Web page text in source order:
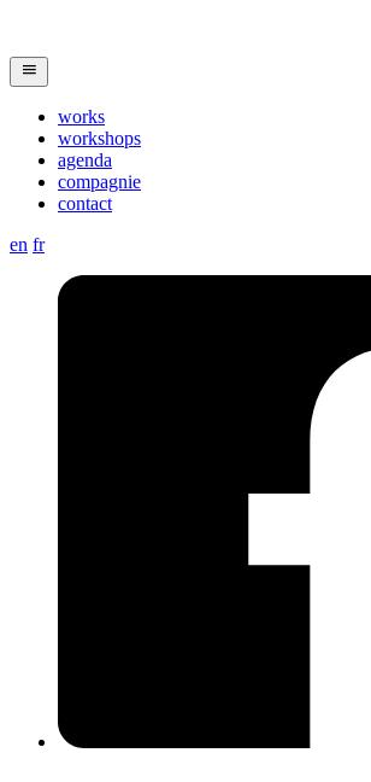
works
workshops
agenda
compagnie
contact
en fr